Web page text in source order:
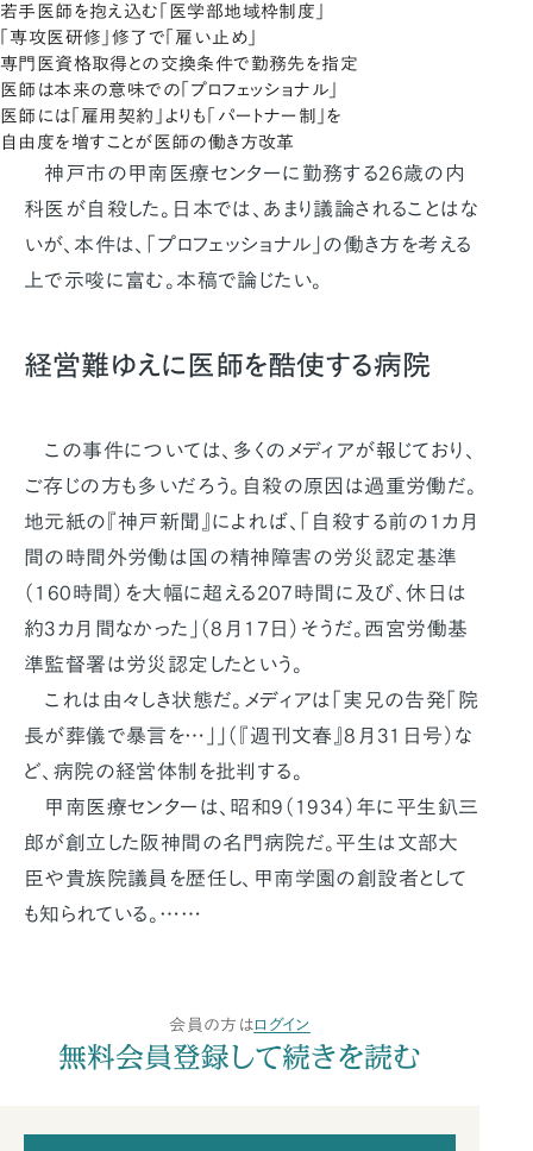
若手医師を抱え込む「医学部地域枠制度」
「専攻医研修」修了で「雇い止め」
専門医資格取得との交換条件で勤務先を指定
医師は本来の意味での「プロフェッショナル」
医師には「雇用契約」よりも「パートナー制」を
自由度を増すことが医師の働き方改革
神戸市の甲南医療センターに勤務する26歳の内
科医が自殺した。日本では、あまり議論されることはな
いが、本件は、「プロフェッショナル」の働き方を考える
上で示唆に富む。本稿で論じたい。
経営難ゆえに医師を酷使する病院
この事件については、多くのメディアが報じており、
ご存じの方も多いだろう。自殺の原因は過重労働だ。
地元紙の『神戸新聞』によれば、「自殺する前の1カ月
間の時間外労働は国の精神障害の労災認定基準
（160時間）を大幅に超える207時間に及び、休日は
約3カ月間なかった」（8月17日）そうだ。西宮労働基
準監督署は労災認定したという。
これは由々しき状態だ。メディアは「実兄の告発「院
長が葬儀で暴言を…」」（『週刊文春』8月31日号）な
ど、病院の経営体制を批判する。
甲南医療センターは、昭和9（1934）年に平生釟三
郎が創立した阪神間の名門病院だ。平生は文部大
臣や貴族院議員を歴任し、甲南学園の創設者として
も知られている。……
会員の方はログイン
無料会員登録して続きを読む